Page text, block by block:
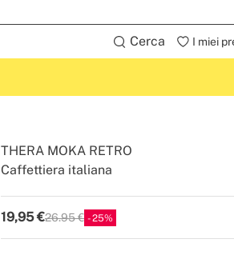
Cerca I miei
Caffettiera italiana
THERA MOKA RETRO
19,95 €P.V.P
26.95 € 25